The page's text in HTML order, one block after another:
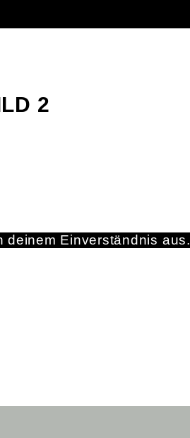
2
deinem Einverständnis aus.